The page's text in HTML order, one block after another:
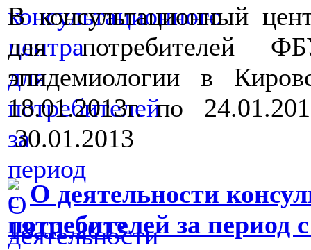
В консультационный
для потребителей
эпидемиологии в
18.01.2013г. по
30.01.2013
О деятельности
потребителей за период